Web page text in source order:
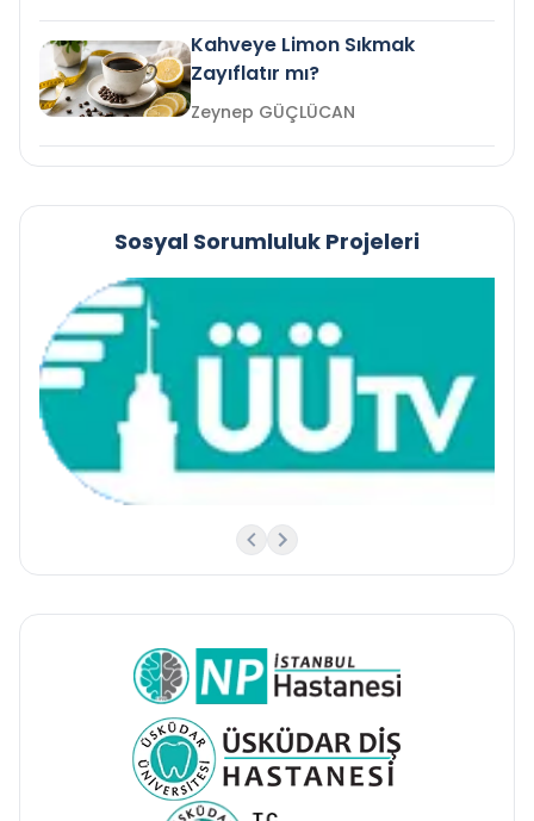
Kahveye Limon Sıkmak
Zayıflatır mı?
Zeynep GÜÇLÜCAN
Sosyal Sorumluluk Projeleri